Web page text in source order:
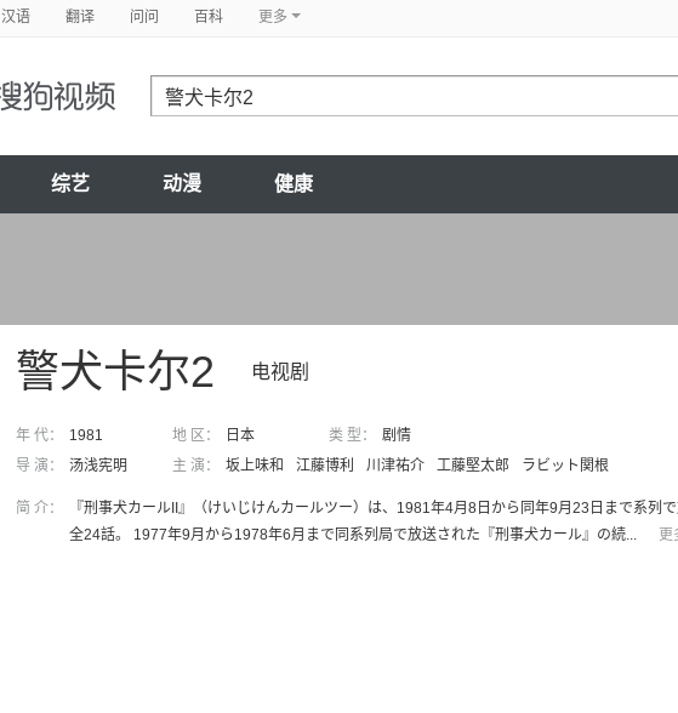
汉语 翻译 问问 百科 更多
综艺 动漫 健康
电视剧
警犬卡尔2
年 代： 1981 地 区： 日本 类 型：
剧情
导 演：
汤浅宪明 主 演： 坂上味和 江藤博利 川津祐介 工藤堅太郎 ラビット関根
简 介：
『刑事犬カールII』（けいじけんカールツー）は、1981年4月8日から同年9月23日まで系列
全24話。 1977年9月から1978年6月まで同系列局で放送された『刑事犬カール』の続...
更